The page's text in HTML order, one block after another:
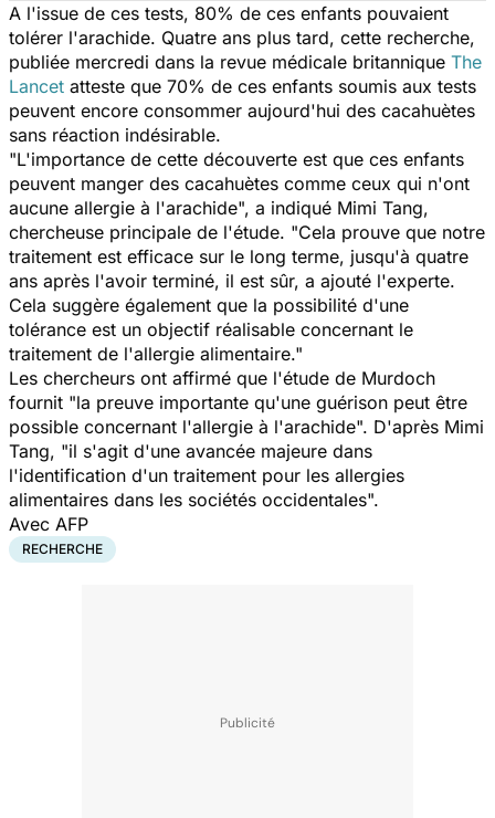
A l'issue de ces tests, 80% de ces enfants pouvaient
tolérer l'arachide. Quatre ans plus tard, cette recherche,
publiée mercredi dans la revue médicale britannique The
Lancet atteste que 70% de ces enfants soumis aux tests
peuvent encore consommer aujourd'hui des cacahuètes
sans réaction indésirable.
"L'importance de cette découverte est que ces enfants
peuvent manger des cacahuètes comme ceux qui n'ont
aucune allergie à l'arachide", a indiqué Mimi Tang,
chercheuse principale de l'étude. "Cela prouve que notre
traitement est efficace sur le long terme, jusqu'à quatre
ans après l'avoir terminé, il est sûr, a ajouté l'experte.
Cela suggère également que la possibilité d'une
tolérance est un objectif réalisable concernant le
traitement de l'allergie alimentaire."
Les chercheurs ont affirmé que l'étude de Murdoch
fournit "la preuve importante qu'une guérison peut être
possible concernant l'allergie à l'arachide". D'après Mimi
Tang, "il s'agit d'une avancée majeure dans
l'identification d'un traitement pour les allergies
alimentaires dans les sociétés occidentales".
Avec AFP
RECHERCHE